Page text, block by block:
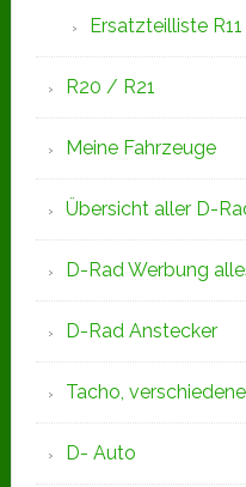
Ersatzteilliste R11
R20 / R21
Meine Fahrzeuge
Übersicht aller D-
D-Rad Werbung
D-Rad Anstecker
Tacho, verschiedene
D- Auto